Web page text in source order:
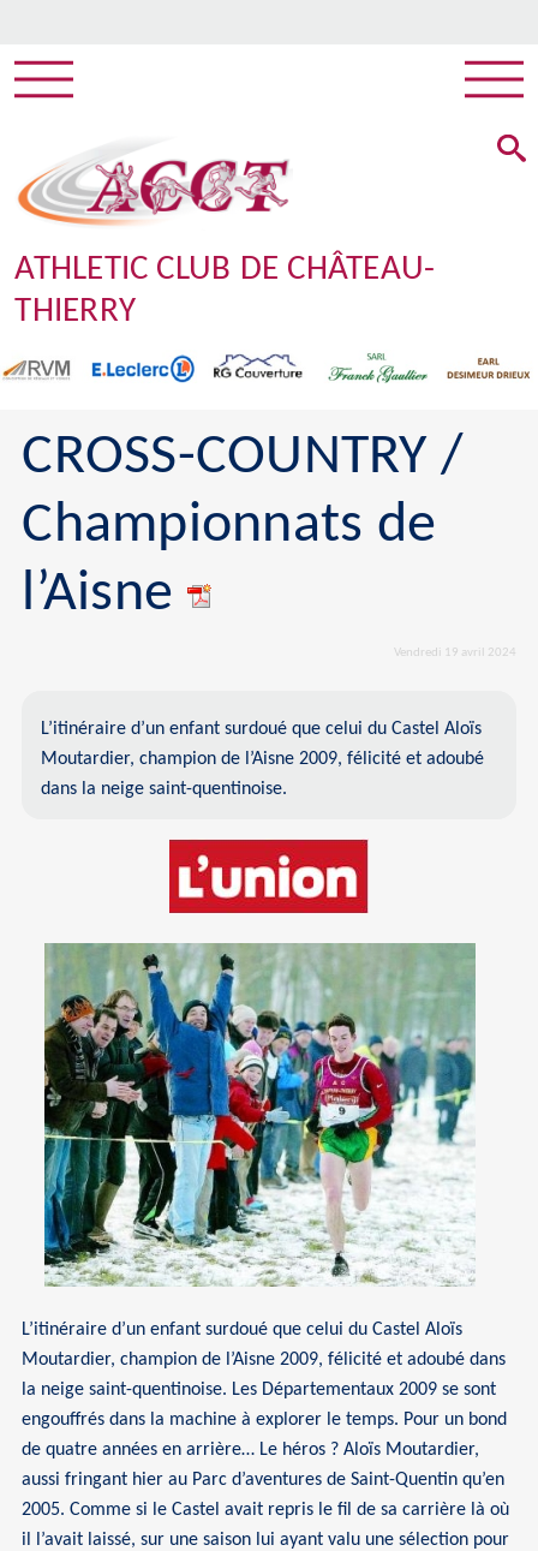
ATHLETIC CLUB DE CHÂTEAU-
THIERRY
CROSS-COUNTRY /
Championnats de
l’Aisne
Vendredi 19 avril 2024
L’itinéraire d’un enfant surdoué que celui du Castel Aloïs
Moutardier, champion de l’Aisne 2009, félicité et adoubé
dans la neige saint-quentinoise.
L’itinéraire d’un enfant surdoué que celui du Castel Aloïs
Moutardier, champion de l’Aisne 2009, félicité et adoubé dans
la neige saint-quentinoise. Les Départementaux 2009 se sont
engouffrés dans la machine à explorer le temps. Pour un bond
de quatre années en arrière… Le héros ? Aloïs Moutardier,
aussi fringant hier au Parc d’aventures de Saint-Quentin qu’en
2005. Comme si le Castel avait repris le fil de sa carrière là où
il l’avait laissé, sur une saison lui ayant valu une sélection pour